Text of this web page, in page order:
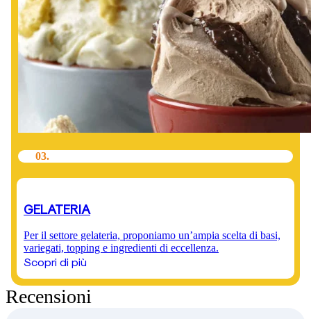
03.
GELATERIA
Per il settore gelateria, proponiamo un’ampia scelta di basi,
variegati, topping e ingredienti di eccellenza.
Scopri di più
Recensioni